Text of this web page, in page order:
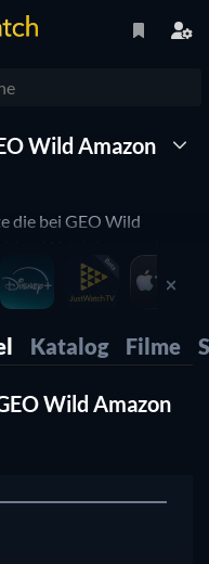
Wild Amazon
die bei GEO Wild
gerade bei GEO Wild
der Watchbar
oder die
Katalog Filme
Wild Amazon